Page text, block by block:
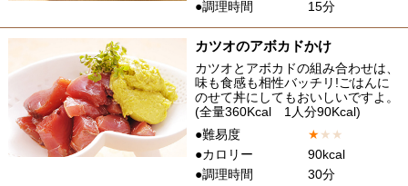
●調理時間
15分
カツオのアボカドかけ
カツオとアボカドの組み合わせは、
味も食感も相性バッチリ!ごはんに
のせて丼にしてもおいしいですよ。
(全量360Kcal 1人分90Kcal)
●難易度
★★ ★
●カロリー
90kcal
●調理時間
30分